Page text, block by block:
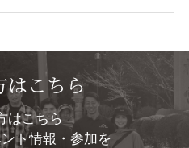
はこちら
はこちら
ト情報・参加を